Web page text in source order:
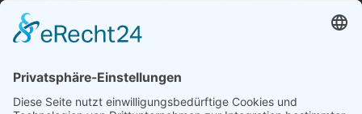
Informationen aus Politik – Wirtschaft – Kultur – Umwelt –